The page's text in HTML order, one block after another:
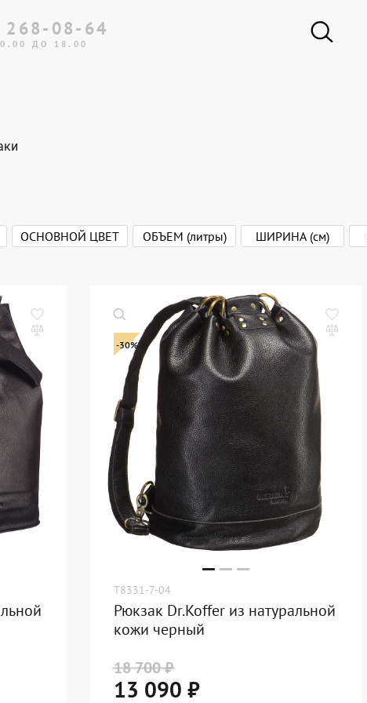
268-08-64
ДО 18.00
ОСНОВНОЙ ЦВЕТ
Коричневый
Синий
Черный
ОБЪЕМ (литры) ШИРИНА (см)
-30%
T8331-7-04
Рюкзак Dr.Koffer из натуральной
кожи черный
18 700 ₽
13 090 ₽